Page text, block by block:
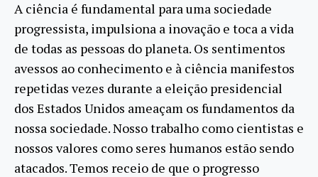
A ciência é fundamental para uma sociedade
progressista, impulsiona a inovação e toca a vida
de todas as pessoas do planeta. Os sentimentos
avessos ao conhecimento e à ciência manifestos
repetidas vezes durante a eleição presidencial
dos Estados Unidos ameaçam os fundamentos da
nossa sociedade. Nosso trabalho como cientistas e
nossos valores como seres humanos estão sendo
atacados. Temos receio de que o progresso